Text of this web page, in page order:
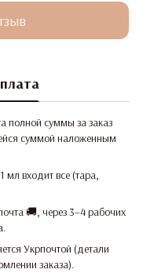
полной суммы за заказ
суммой наложенным
мл входит все (тара,
🚚, через 3–4 рабочих
Укрпочтой (детали
заказа).